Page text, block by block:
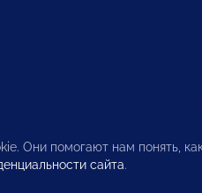
Они помогают нам понять,
сайта.